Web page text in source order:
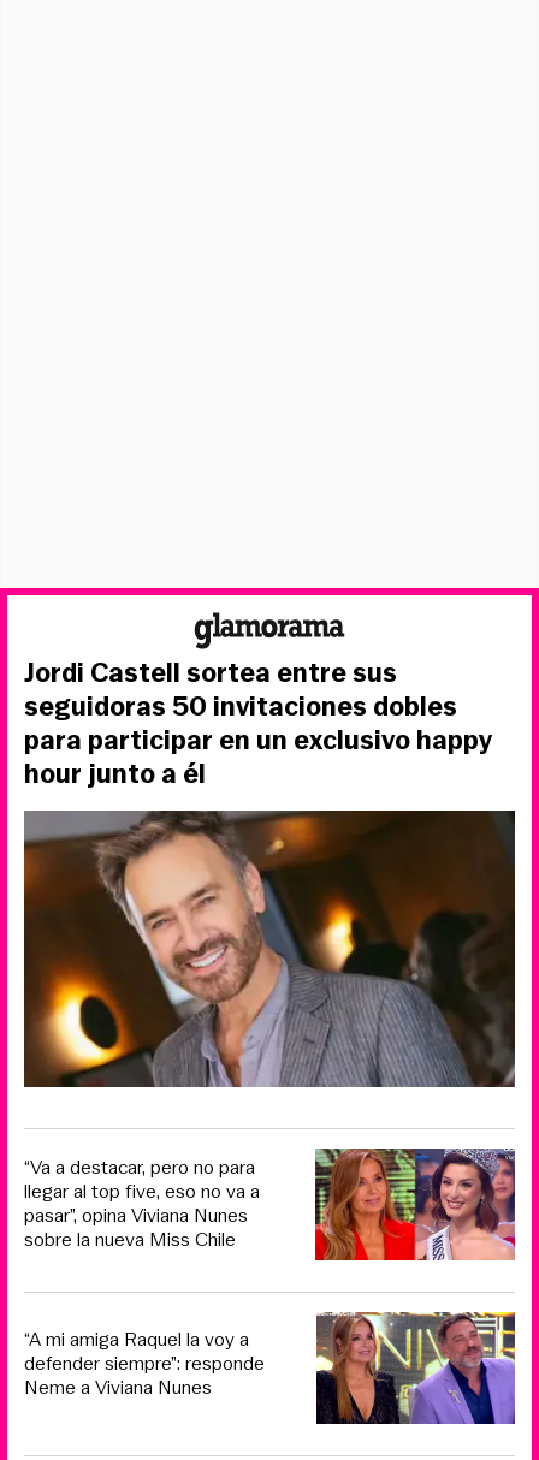
Jordi Castell sortea entre sus
seguidoras 50 invitaciones dobles
para participar en un exclusivo happy
hour junto a él
“Va a destacar, pero no para
llegar al top five, eso no va a
pasar”, opina Viviana Nunes
sobre la nueva Miss Chile
“A mi amiga Raquel la voy a
defender siempre”: responde
Neme a Viviana Nunes